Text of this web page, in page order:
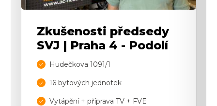
Zkušenosti předsedy
SVJ | Praha 4 - Podolí
Hudečkova 1091/1
16 bytových jednotek
Vytápění + příprava TV + FVE